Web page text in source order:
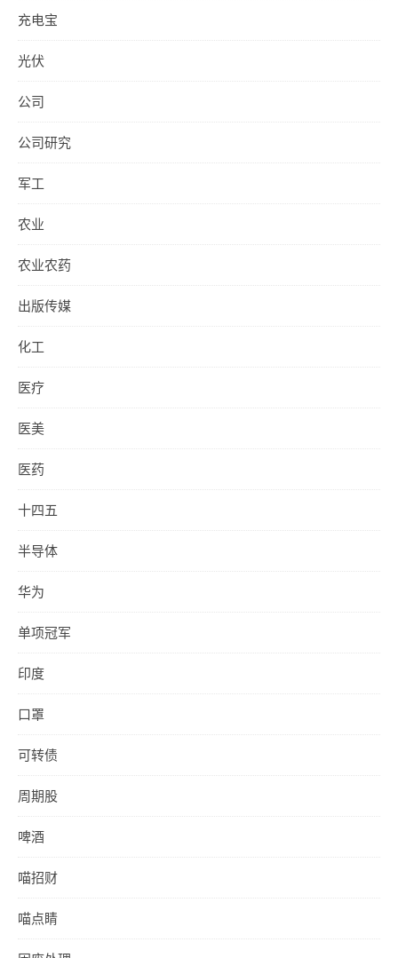
充电宝
光伏
公司
公司研究
军工
农业
农业农药
出版传媒
化工
医疗
医美
医药
十四五
半导体
华为
单项冠军
印度
口罩
可转债
周期股
啤酒
喵招财
喵点睛